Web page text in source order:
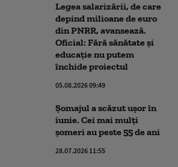
Legea salarizării, de care
depind milioane de euro
din PNRR, avansează.
Oficial: Fără sănătate și
educație nu putem
închide proiectul
05.08.2026 09:49
Șomajul a scăzut ușor în
iunie. Cei mai mulți
șomeri au peste 55 de ani
28.07.2026 11:55